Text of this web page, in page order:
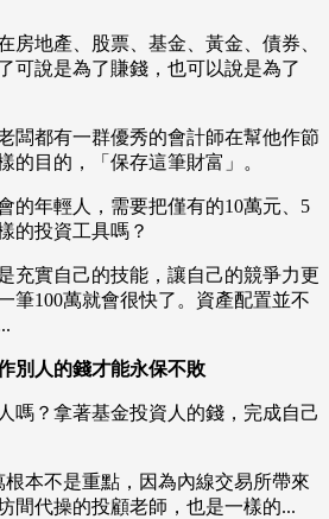
房地產、股票、基金、黃金、債券、
可說是為了賺錢，也可以說是為了
闆都有一群優秀的會計師在幫他作節
的目的，「保存這筆財富」。
的年輕人，需要把僅有的10萬元、5
的投資工具嗎？
充實自己的技能，讓自己的競爭力更
筆100萬就會很快了。資產配置並不
別人的錢才能永保不敗
嗎？拿著基金投資人的錢，完成自己
本不是重點，因為內線交易所帶來
間代操的投顧老師，也是一樣的...